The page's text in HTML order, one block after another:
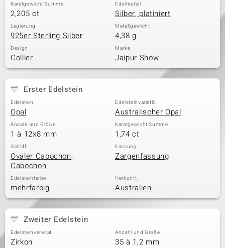
Classics
Karatgewicht Summe
2,205 ct
Edelmetall
Silber, platiniert
Legierung
925er Sterling Silber
Metallgewicht
4,38 g
Design
Collier
Marke
Jaipur Show
Erster Edelstein
Edelstein
Opal
Edelsteinvarietät
Australischer Opal
Anzahl und Größe
1 à 12x8 mm
Karatgewicht Summe
1,74 ct
Schliff
Ovaler Cabochon,
Cabochon
Fassung
Zargenfassung
Edelsteinfarbe
mehrfarbig
Herkunft
Australien
Zweiter Edelstein
Edelsteinvarietät
Zirkon
Anzahl und Größe
35 à 1,2 mm